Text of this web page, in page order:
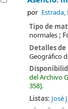
por Estrada,
Tipo de
normales;
Detalles
Geográfico
del Archivo
358 .
Listas: José